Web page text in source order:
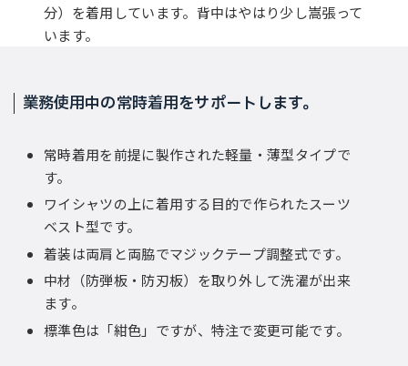
分）を着用しています。背中はやはり少し嵩張って
います。
業務使用中の常時着用をサポートします。
常時着用を前提に製作された軽量・薄型タイプで
す。
ワイシャツの上に着用する目的で作られたスーツ
ベスト型です。
着装は両肩と両脇でマジックテープ調整式です。
中材（防弾板・防刃板）を取り外して洗濯が出来
ます。
標準色は「紺色」ですが、特注で変更可能です。